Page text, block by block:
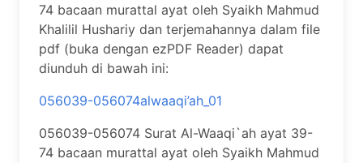
74 bacaan murattal ayat oleh Syaikh Mahmud
Khalilil Hushariy dan terjemahannya dalam file
pdf (buka dengan ezPDF Reader) dapat
diunduh di bawah ini:
056039-056074alwaaqi’ah_01
056039-056074 Surat Al-Waaqi`ah ayat 39-
74 bacaan murattal ayat oleh Syaikh Mahmud